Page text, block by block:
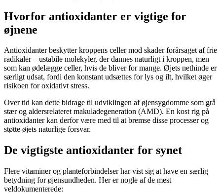
Hvorfor antioxidanter er vigtige for
øjnene
Antioxidanter beskytter kroppens celler mod skader forårsaget af frie
radikaler – ustabile molekyler, der dannes naturligt i kroppen, men
som kan ødelægge celler, hvis de bliver for mange. Øjets nethinde er
særligt udsat, fordi den konstant udsættes for lys og ilt, hvilket øger
risikoen for oxidativt stress.
Over tid kan dette bidrage til udviklingen af øjensygdomme som grå
stær og aldersrelateret makuladegeneration (AMD). En kost rig på
antioxidanter kan derfor være med til at bremse disse processer og
støtte øjets naturlige forsvar.
De vigtigste antioxidanter for synet
Flere vitaminer og planteforbindelser har vist sig at have en særlig
betydning for øjensundheden. Her er nogle af de mest
veldokumenterede: